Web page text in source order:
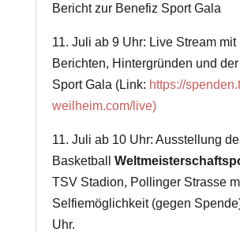
Bericht zur Benefiz Sport Gala
11. Juli ab 9 Uhr: Live Stream mit
Berichten, Hintergründen und
Sport Gala (Link: https://
weilheim.com/live)
11. Juli ab 10 Uhr: Ausstellung
Basketball
TSV Stadion, Pollinger Strasse
Selfiemöglichkeit (gegen
Uhr.